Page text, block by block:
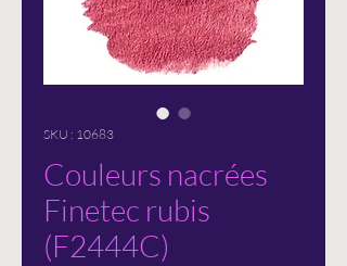
SKU : 10683
Couleurs nacrées
Finetec rubis
(F2444C)